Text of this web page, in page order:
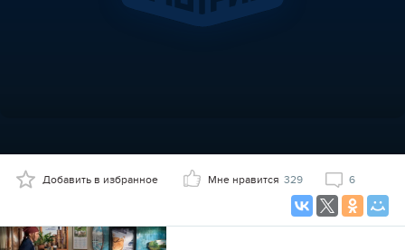
Добавить в избранное Мне нравится 329 6